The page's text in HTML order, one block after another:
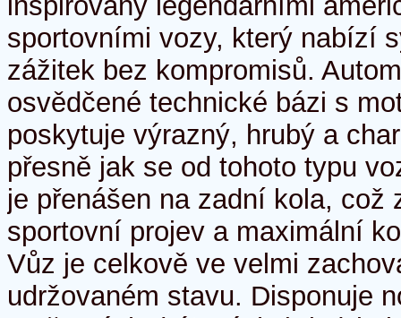
sportovními vozy, který nabízí
zážitek bez kompromisů.
osvědčené technické bázi s
poskytuje výrazný, hrubý a
přesně jak se od tohoto typu
je přenášen na zadní kola, což
sportovní projev a maximální
Vůz je celkově ve velmi
udržovaném stavu. Disponuje